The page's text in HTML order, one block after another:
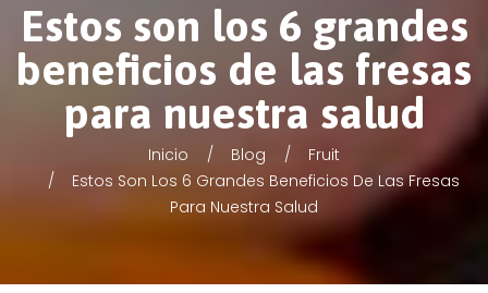
Estos son los 6 grandes
beneficios de las fresas
para nuestra salud
Inicio Blog
Fruit
Estos Son Los 6 Grandes Beneficios De Las Fresas
Para Nuestra Salud